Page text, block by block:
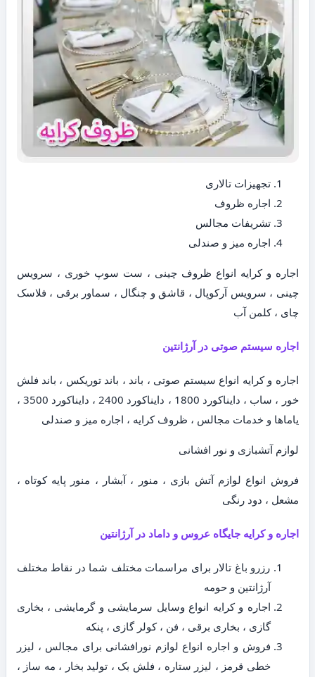
تجهیزات تالاری
اجاره ظروف
تشریفات مجالس
اجاره میز و صندلی
اجاره و کرایه انواع ظروف چینی ، ست سوپ خوری ، سرویس
چینی ، سرویس آرکوپال ، قاشق و چنگال ، سماور برقی ، فلاسک
چای ، کلمن آب
اجاره سیستم صوتی در آرژانتین
اجاره و کرایه انواع سیستم صوتی ، باند ، باند توریکس ، باند فلش
خور ، ساب ، دایناکورد 1800 ، دایناکورد 2400 ، دایناکورد 3500 ،
یاماها و خدمات مجالس ، ظروف کرایه ، اجاره میز و صندلی
لوازم آتشبازی و نور افشانی
فروش انواع لوازم آتش بازی ، منور ، آبشار ، منور پایه کوتاه ،
مشعل ، دود رنگی
اجاره و کرایه جایگاه عروس و داماد در آرژانتین
رزرو باغ تالار برای مراسمات مختلف شما در نقاط مختلف
آرژانتین و حومه
اجاره و کرایه انواع وسایل سرمایشی و گرمایشی ، بخاری
گازی ، بخاری برقی ، فن ، کولر گازی ، پنکه
فروش و اجاره انواع لوازم نورافشانی برای مجالس ، لیزر
خطی قرمز ، لیزر ستاره ، فلش بک ، تولید بخار ، مه ساز ،